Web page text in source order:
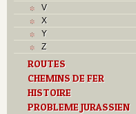
V
X
Y
Z
ROUTES
CHEMINS DE FER
HISTOIRE
PROBLEME JURASSIEN